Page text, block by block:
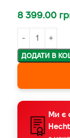
8 399.00
ДОДАТИ В
Ми є
Hecht